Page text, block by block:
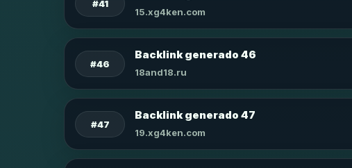
#41
15.xg4ken.com
#46
Backlink generado 46
18and18.ru
#47
Backlink generado 47
19.xg4ken.com